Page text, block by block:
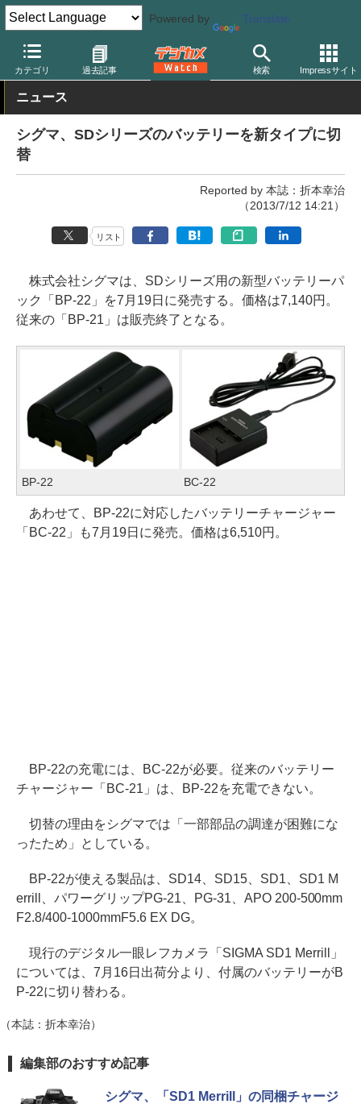
Powered by Translate
カテゴリ 過去記事 検索 Impressサイト
デジカメ Watch カメラ 一眼レフカメラ シグマ
ニュース
シグマ、SDシリーズのバッテリーを新タイプに切
替
Reported by 本誌：折本幸治
（2013/7/12 14:21）
リスト
株式会社シグマは、SDシリーズ用の新型バッテリーパ
ック「BP-22」を7月19日に発売する。価格は7,140円。
従来の「BP-21」は販売終了となる。
BP-22 BC-22
あわせて、BP-22に対応したバッテリーチャージャー
「BC-22」も7月19日に発売。価格は6,510円。
BP-22の充電には、BC-22が必要。従来のバッテリー
チャージャー「BC-21」は、BP-22を充電できない。
切替の理由をシグマでは「一部部品の調達が困難にな
ったため」としている。
BP-22が使える製品は、SD14、SD15、SD1、SD1 M
errill、パワーグリップPG-21、PG-31、APO 200-500mm
F2.8/400-1000mmF5.6 EX DG。
現行のデジタル一眼レフカメラ「SIGMA SD1 Merrill」
については、7月16日出荷分より、付属のバッテリーがB
P-22に切り替わる。
（本誌：折本幸治）
編集部のおすすめ記事
シグマ、「SD1 Merrill」の同梱チャージ